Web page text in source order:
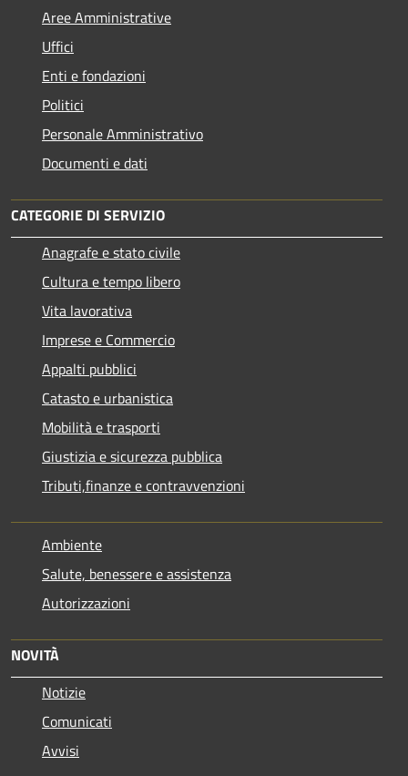
Aree Amministrative
Uffici
Enti e fondazioni
Politici
Personale Amministrativo
Documenti e dati
CATEGORIE DI SERVIZIO
Anagrafe e stato civile
Cultura e tempo libero
Vita lavorativa
Imprese e Commercio
Appalti pubblici
Catasto e urbanistica
Mobilità e trasporti
Giustizia e sicurezza pubblica
Tributi,finanze e contravvenzioni
Ambiente
Salute, benessere e assistenza
Autorizzazioni
NOVITÀ
Notizie
Comunicati
Avvisi